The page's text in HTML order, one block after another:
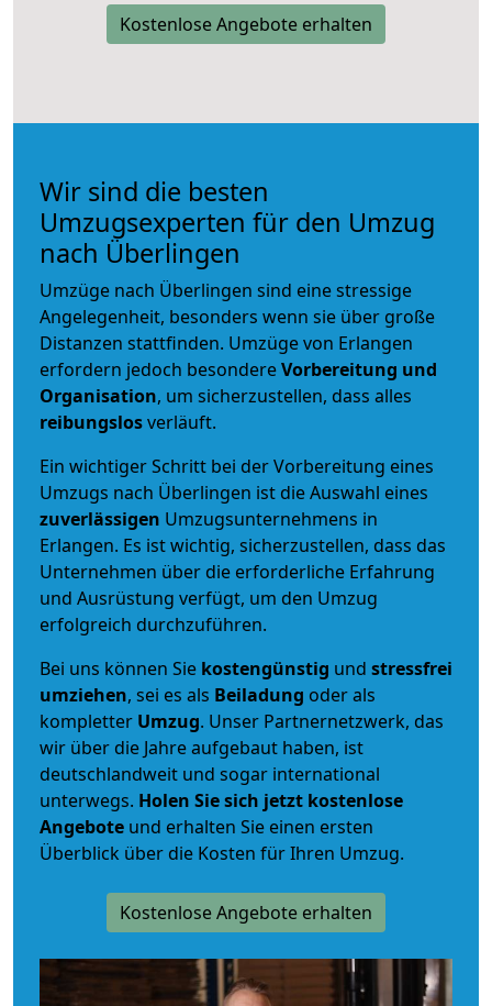
Kostenlose Angebote erhalten
Wir sind die besten
Umzugsexperten für den Umzug
nach Überlingen
Umzüge nach Überlingen sind eine stressige
Angelegenheit, besonders wenn sie über große
Distanzen stattfinden. Umzüge von Erlangen
erfordern jedoch besondereVorbereitung und
Organisation, um sicherzustellen, dass alles
reibungslosverläuft.
Ein wichtiger Schritt bei der Vorbereitung eines
Umzugs nach Überlingen ist die Auswahl eines
zuverlässigen Umzugsunternehmens in
Erlangen. Es ist wichtig, sicherzustellen, dass das
Unternehmen über die erforderliche Erfahrung
und Ausrüstung verfügt, um den Umzug
erfolgreich durchzuführen.
Bei uns können Sie kostengünstig und stressfrei
umziehen, sei es als Beiladung oder als
kompletter Umzug. Unser Partnernetzwerk, das
wir über die Jahre aufgebaut haben, ist
deutschlandweit und sogar international
unterwegs. Holen Sie sich jetzt kostenlose
Angebote und erhalten Sie einen ersten
Überblick über die Kosten für Ihren Umzug.
Kostenlose Angebote erhalten